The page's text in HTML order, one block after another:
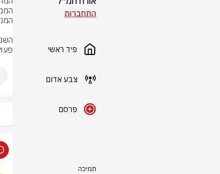
התחברות
פיד ראשי
צבע אדום
פרסם
תמיכה